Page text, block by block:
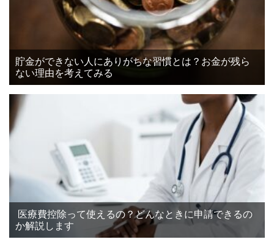
貯金ができない人にありがちな習慣とは？お金が残ら
ない理由を考えてみる
医療費控除って使えるの？どんなときに申請できるの
か解説します